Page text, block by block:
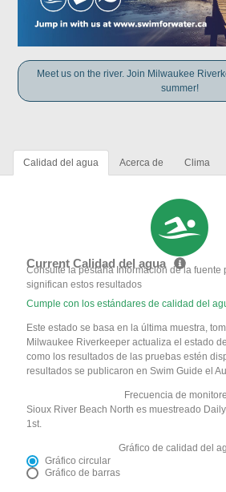
Meet us on the river. Join Milwaukee
summer!
Calidad del agua Acerca de Clima
Current Calidad del agua
Consulte la pestaña Información de la fuente
significan estos resultados
Cumple con los estándares de calidad del
Este estado se basa en la última muestra,
Milwaukee Riverkeeper actualiza el estado
como los resultados de las pruebas estén
resultados se publicaron en Swim Guide el
Frecuencia de
Sioux River Beach North es muestreado
1st.
Gráfico de calidad del
Gráfico circular
Gráfico de barras